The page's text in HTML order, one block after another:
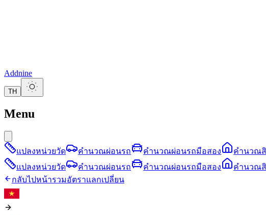
Addnine
TH
Menu
แปลงหน่วยวัด คำนวณผ่อนรถ คำนวณผ่อนรถมือสอง คำนวณ
แปลงหน่วยวัด
คำนวณผ่อนรถ คำนวณผ่อนรถมือสอง คำนวณ
กลับไปหน้ารวมอัตราแลกเปลี่ยน